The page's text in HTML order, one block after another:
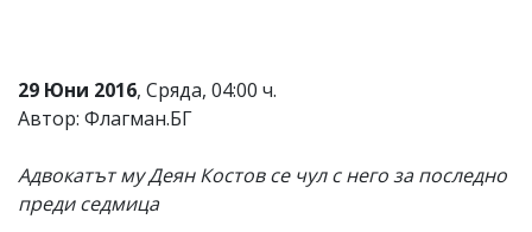
29 Юни 2016, Сряда, 04:00 ч.
Автор: Флагман.БГ
Адвокатът му Деян Костов се чул с него за последно
преди седмица